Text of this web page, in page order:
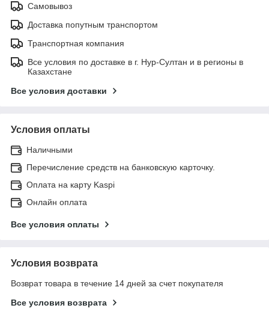
Самовывоз
Доставка попутным транспортом
Транспортная компания
Все условия по доставке в г. Нур-Султан и в регионы в
Казахстане
Все условия доставки
Условия оплаты
Наличными
Перечисление средств на банковскую карточку.
Оплата на карту Kaspi
Онлайн оплата
Все условия оплаты
Условия возврата
Возврат товара в течение 14 дней за счет покупателя
Все условия возврата